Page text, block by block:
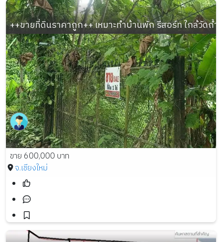
++ขายที่ดินราคาถูก++ เหมาะทำบ้านพัก รีสอร์ท ใกล้วัดถ้ำ
ขาย 600,000 บาท
จ.เชียงใหม่